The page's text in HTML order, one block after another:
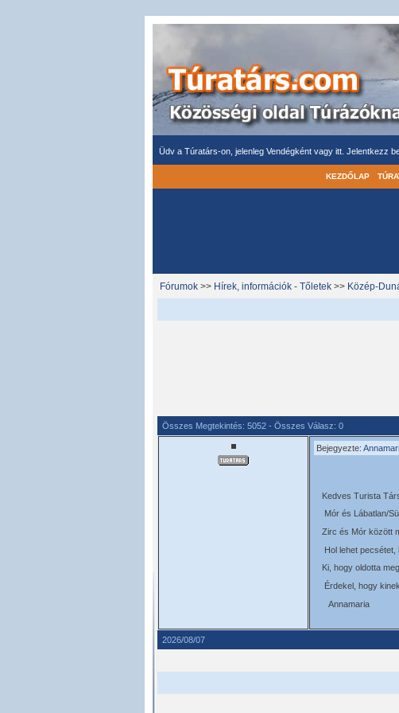
Üdv a Túratárs-on, jelenleg Vendégként vagy itt. Jelentkezz
KEZDŐLAP
Fórumok >> Hírek, információk - Tőletek >> Közép-
Összes Megtekintés: 5052 - Összes Válasz: 0
Bejegyezte:
Kedves Turista
Mór és Lábatlan/
Zirc és Mór között
Hol lehet
Ki, hogy oldotta
Érdekel, hogy
Annamaria
2026/08/07